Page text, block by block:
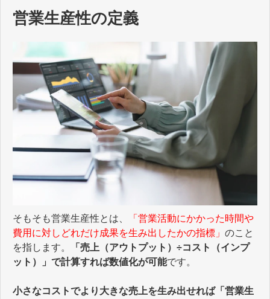
営業生産性の定義
そもそも営業生産性とは、
「営業活動にかかった時間や
費用に対しどれだけ成果を生み出したかの指標」 のこと
を指します。
「売上（アウトプット）÷コスト（インプ
ット）」で計算すれば数値化が可能です。
小さなコストでより大きな売上を生み出せれば「営業生